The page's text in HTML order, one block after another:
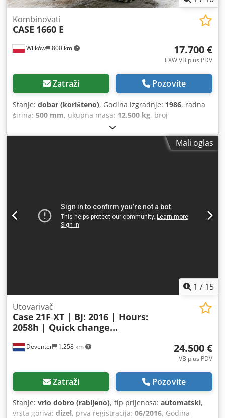
Wilków 800 km
Kombinovati
CASE 1660 E
17.700 €
EXW VB plus PDV
Zatraži Pozovite
Stanje: dobar (korišteno), Godina izgradnje: 1986, radna
širina: 500 mm, ukupna masa: 12.500 kg, broj
Mali oglas
1 / 15
Deventer 1.258 km
Utovarivač
Case 21F XT | BJ: 2016 | Hours:
2058h | Quick change...
24.500 €
VB plus PDV
Zatraži Pozovite
Stanje: vrlo dobro (rabljeno), tip prijenosa: automatski,
vrsta goriva: dizel, prva registracija: 06/2016, Godina